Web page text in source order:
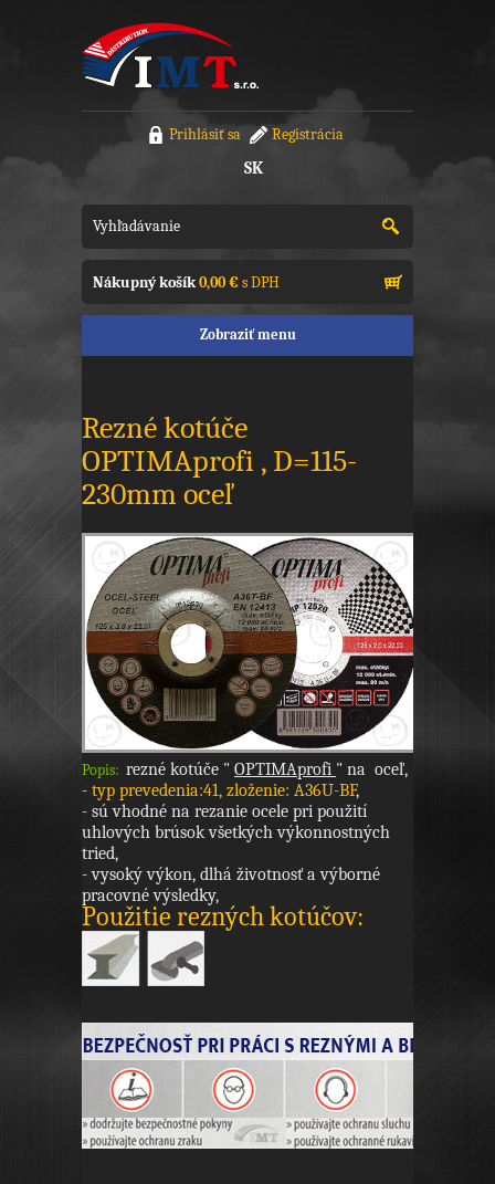
Prihlásiť sa Registrácia
SK
Nákupný košík0,00 €s DPH
Zobraziť menu
Rezné kotúče
OPTIMAprofi , D=115-
230mm oceľ
Popis: rezné kotúče " OPTIMAprofi " na oceľ,
- typ prevedenia:41, zloženie: A36U-BF,
- sú vhodné na rezanie ocele pri použití
uhlových brúsok všetkých výkonnostných
tried,
- vysoký výkon, dlhá životnosť a výborné
pracovné výsledky,
Použitie rezných kotúčov: